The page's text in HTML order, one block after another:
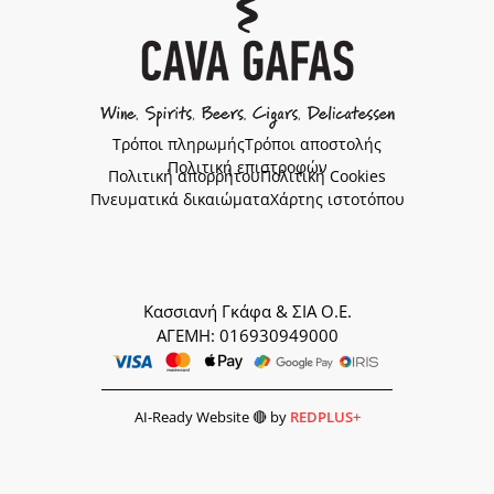
Τρόποι πληρωμήςΤρόποι αποστολής
Πολιτική επιστροφών
Πολιτική απορρήτουΠολιτική Cookies
Πνευματικά δικαιώματαΧάρτης ιστοτόπου
Κασσιανή Γκάφα & ΣΙΑ Ο.Ε.
ΑΓΕΜΗ: 016930949000
AI-Ready Website 🔴 by REDPLUS+